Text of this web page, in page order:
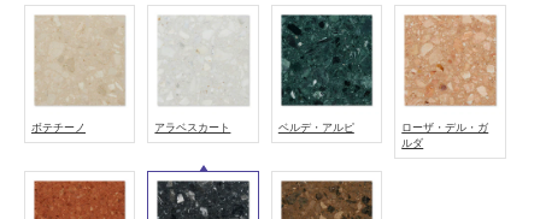
ボテチーノ アラベスカート ベルデ・アルピ
ローザ・デル・ガ
ルダ
使
用
可
能
使
用
可